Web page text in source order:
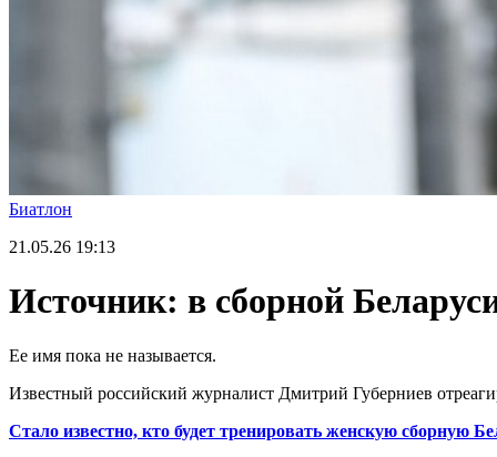
Биатлон
21.05.26 19:13
Источник: в сборной
Ее имя пока не называется.
Известный российский журналист Дмитрий Губерниев
Стало известно, кто будет тренировать женскую сборную